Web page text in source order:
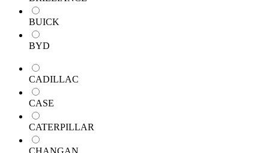
BUICK
BYD
CADILLAC
CASE
CATERPILLAR
CHANGAN